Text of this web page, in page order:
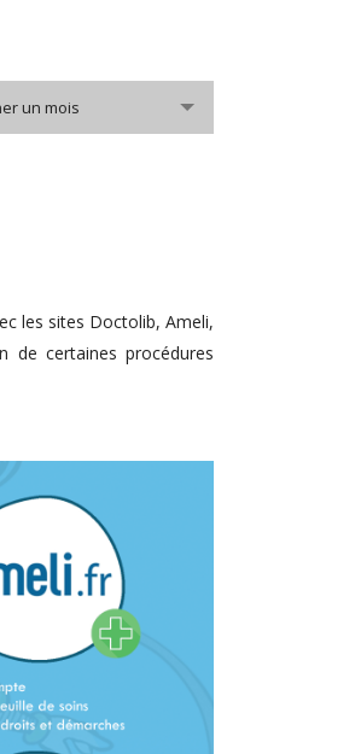
un mois
les sites Doctolib, Ameli,
de certaines procédures